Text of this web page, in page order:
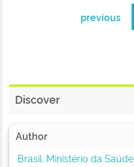
previous
Discover
Author
Brasil. Ministério da Saúde